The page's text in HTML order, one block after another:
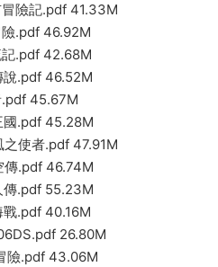
險記.pdf 41.33M
.pdf 46.92M
記.pdf 42.68M
說.pdf 46.52M
.pdf 45.67M
國.pdf 45.28M
使者.pdf 47.91M
傳.pdf 46.74M
傳.pdf 55.23M
.pdf 40.16M
26.80M
險.pdf 43.06M